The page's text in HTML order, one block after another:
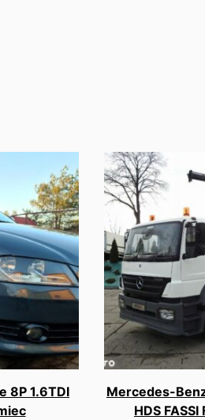
8P 1.6TDI
Mercedes-
HDS